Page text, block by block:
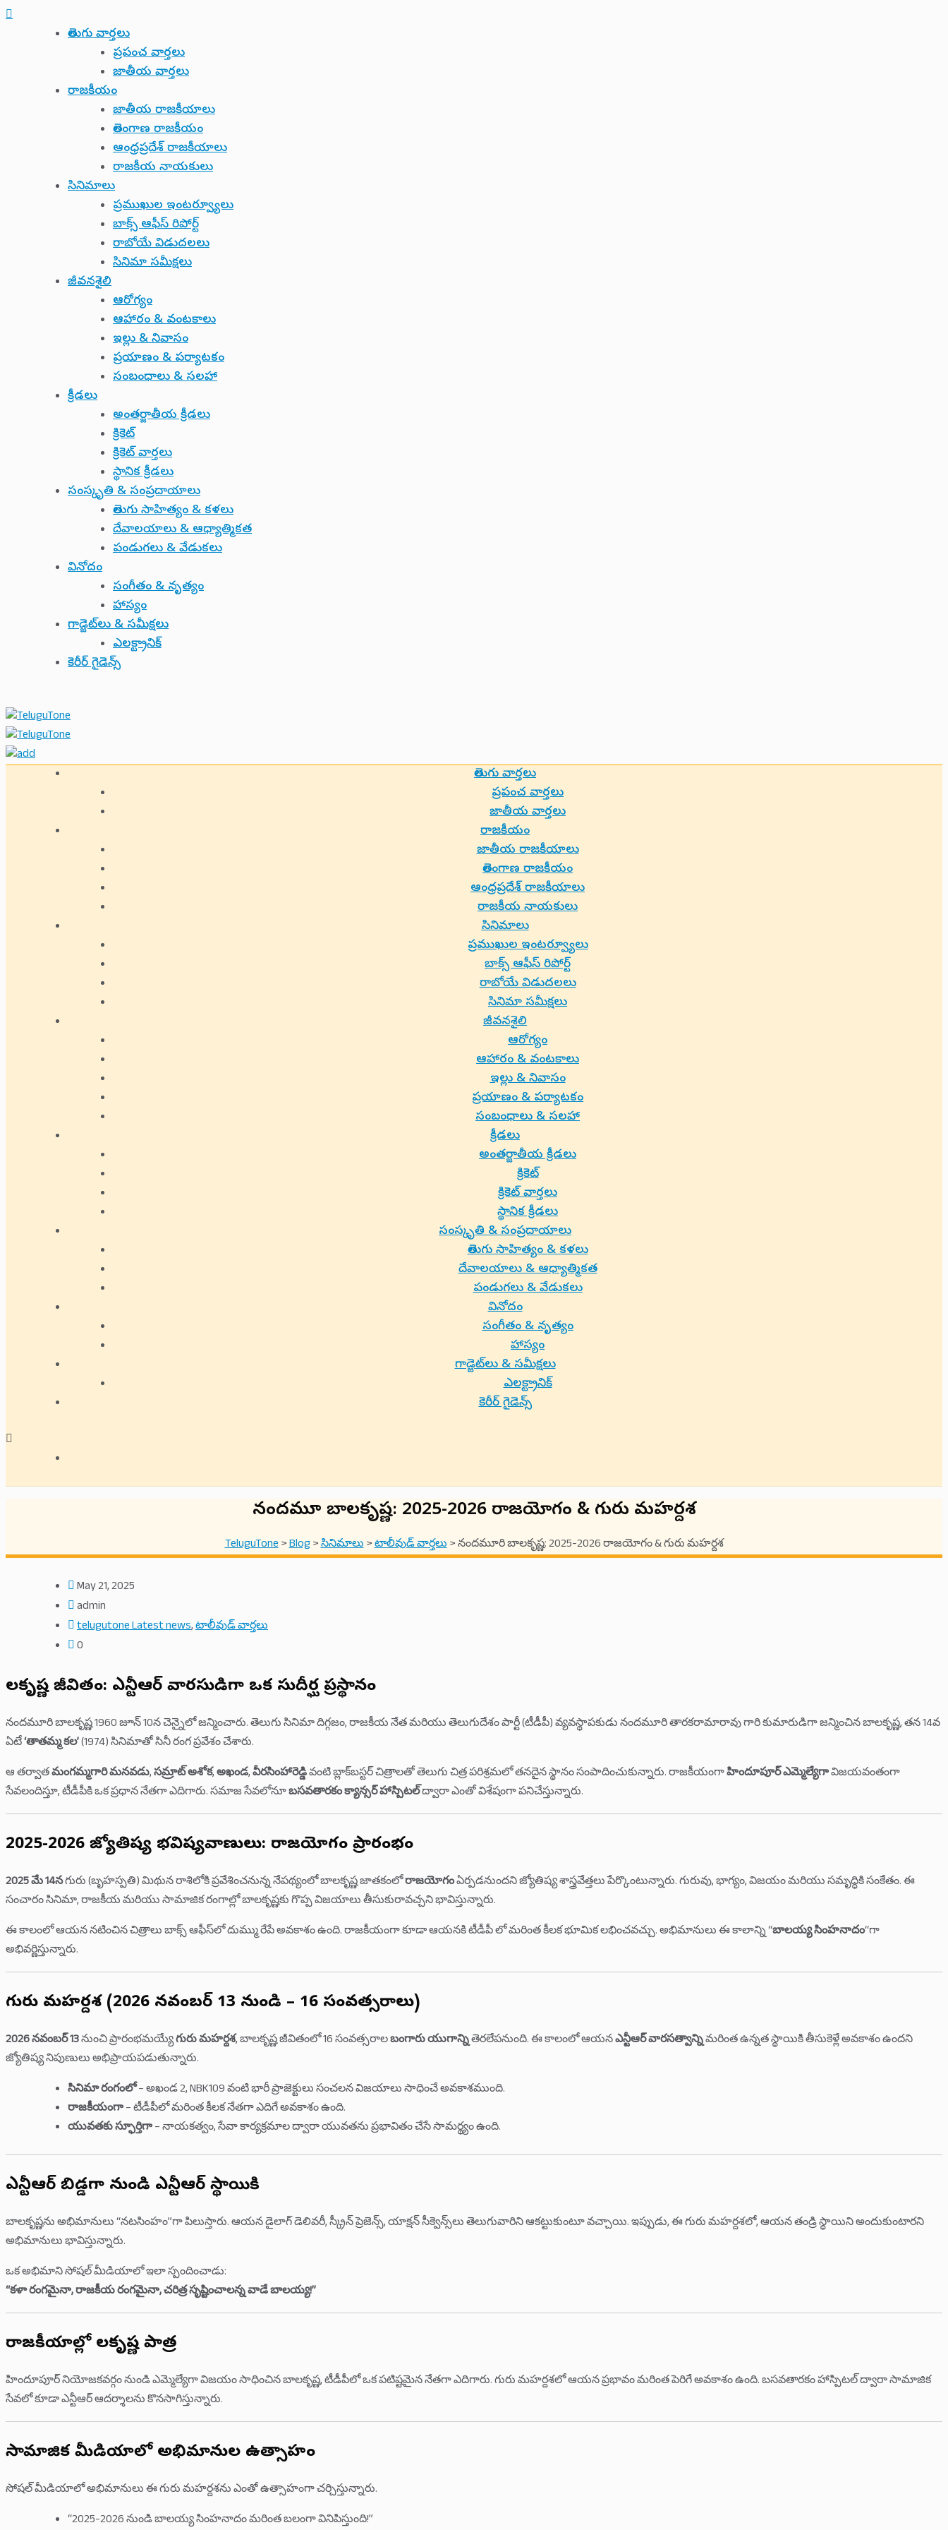
తెలుగు వార్తలు
ప్రపంచ వార్తలు
జాతీయ వార్తలు
రాజకీయం
జాతీయ రాజకీయాలు
తెలంగాణ రాజకీయం
ఆంధ్రప్రదేశ్ రాజకీయాలు
రాజకీయ నాయకులు
సినిమాలు
ప్రముఖుల ఇంటర్వ్యూలు
బాక్స్ ఆఫీస్ రిపోర్ట్
రాబోయే విడుదలలు
సినిమా సమీక్షలు
జీవనశైలి
ఆరోగ్యం
ఆహారం & వంటకాలు
ఇల్లు & నివాసం
ప్రయాణం & పర్యాటకం
సంబంధాలు & సలహా
క్రీడలు
అంతర్జాతీయ క్రీడలు
క్రికెట్
క్రికెట్ వార్తలు
స్థానిక క్రీడలు
సంస్కృతి & సంప్రదాయాలు
తెలుగు సాహిత్యం & కళలు
దేవాలయాలు & ఆధ్యాత్మికత
పండుగలు & వేడుకలు
వినోదం
సంగీతం & నృత్యం
హాస్యం
గాడ్జెట్‌లు & సమీక్షలు
ఎలక్ట్రానిక్
కెరీర్ గైడెన్స్
తెలుగు వార్తలు
ప్రపంచ వార్తలు
జాతీయ వార్తలు
రాజకీయం
జాతీయ రాజకీయాలు
తెలంగాణ రాజకీయం
ఆంధ్రప్రదేశ్ రాజకీయాలు
రాజకీయ నాయకులు
సినిమాలు
ప్రముఖుల ఇంటర్వ్యూలు
బాక్స్ ఆఫీస్ రిపోర్ట్
రాబోయే విడుదలలు
సినిమా సమీక్షలు
జీవనశైలి
ఆరోగ్యం
ఆహారం & వంటకాలు
ఇల్లు & నివాసం
ప్రయాణం & పర్యాటకం
సంబంధాలు & సలహా
క్రీడలు
అంతర్జాతీయ క్రీడలు
క్రికెట్
క్రికెట్ వార్తలు
స్థానిక క్రీడలు
సంస్కృతి & సంప్రదాయాలు
తెలుగు సాహిత్యం & కళలు
దేవాలయాలు & ఆధ్యాత్మికత
పండుగలు & వేడుకలు
వినోదం
సంగీతం & నృత్యం
హాస్యం
గాడ్జెట్‌లు & సమీక్షలు
ఎలక్ట్రానిక్
కెరీర్ గైడెన్స్
నందమూరి బాలకృష్ణ: 2025-2026 రాజయోగం & గురు మహర్దశ
TeluguTone>Blog>సినిమాలు>టాలీవుడ్ వార్తలు>నందమూరి బాలకృష్ణ: 2025-2026 రాజయోగం & గురు మహర్దశ
May 21, 2025
admin
telugutone Latest news,టాలీవుడ్ వార్తలు
0
బాలకృష్ణ జీవితం: ఎన్టీఆర్ వారసుడిగా ఒక సుదీర్ఘ ప్రస్థానం
నందమూరి బాలకృష్ణ 1960 జూన్ 10న చెన్నైలో జన్మించారు. తెలుగు సినిమా దిగ్గజం, రాజకీయ నేత మరియు తెలుగుదేశం పార్టీ (టీడీపీ) వ్యవస్థాపకుడు నందమూరి తారకరామారావు గారి కుమారుడిగా జన్మించిన బాలకృష్ణ, తన 14వ
ఏటే‘తాతమ్మ కల’(1974) సినిమాతో సినీ రంగ ప్రవేశం చేశారు.
ఆ తర్వాతమంగమ్మగారి మనవడు,సమ్రాట్ అశోక,అఖండ,వీరసింహారెడ్డివంటి బ్లాక్‌బస్టర్ చిత్రాలతో తెలుగు చిత్ర పరిశ్రమలో తనదైన స్థానం సంపాదించుకున్నారు. రాజకీయంగాహిందూపూర్ ఎమ్మెల్యేగావిజయవంతంగా
సేవలందిస్తూ, టీడీపీకి ఒక ప్రధాన నేతగా ఎదిగారు. సమాజ సేవలోనూబసవతారకం క్యాన్సర్ హాస్పిటల్ద్వారా ఎంతో విశేషంగా పనిచేస్తున్నారు.
2025-2026 జ్యోతిష్య భవిష్యవాణులు: రాజయోగం ప్రారంభం
2025 మే 14నగురు (బృహస్పతి) మిథున రాశిలోకి ప్రవేశించనున్న నేపథ్యంలో బాలకృష్ణ జాతకంలోరాజయోగంఏర్పడనుందని జ్యోతిష్య శాస్త్రవేత్తలు పేర్కొంటున్నారు. గురువు, భాగ్యం, విజయం మరియు సమృద్ధికి సంకేతం. ఈ
సంచారం సినిమా, రాజకీయ మరియు సామాజిక రంగాల్లో బాలకృష్ణకు గొప్ప విజయాలు తీసుకురావచ్చని భావిస్తున్నారు.
ఈ కాలంలో ఆయ‌న న‌టించిన చిత్రాలు బాక్స్ ఆఫీస్‌లో దుమ్ము రేపే అవకాశం ఉంది. రాజ‌కీయంగా కూడా ఆయ‌న‌కి టీడీపీ లో మరింత కీల‌క భూమిక లభించవచ్చు. అభిమానులు ఈ కాలాన్ని “బాలయ్య సింహనాదం“గా
అభివర్ణిస్తున్నారు.
గురు మహర్దశ (2026 నవంబర్ 13 నుండి – 16 సంవత్సరాలు)
2026 నవంబర్ 13నుంచి ప్రారంభమయ్యేగురు మహర్దశ, బాలకృష్ణ జీవితంలో 16 సంవత్సరాలబంగారు యుగాన్నితెరలేపనుంది. ఈ కాలంలో ఆయనఎన్టీఆర్ వారసత్వాన్నిమరింత ఉన్నత స్థాయికి తీసుకెళ్లే అవకాశం ఉందని
జ్యోతిష్య నిపుణులు అభిప్రాయపడుతున్నారు.
సినిమా రంగంలో– అఖండ 2, NBK109 వంటి భారీ ప్రాజెక్టులు సంచలన విజయాలు సాధించే అవకాశముంది.
రాజకీయంగా– టీడీపీలో మరింత కీలక నేతగా ఎదిగే అవకాశం ఉంది.
యువతకు స్ఫూర్తిగా– నాయకత్వం, సేవా కార్యక్రమాల ద్వారా యువతను ప్రభావితం చేసే సామర్థ్యం ఉంది.
ఎన్టీఆర్ బిడ్డగా నుండి ఎన్టీఆర్ స్థాయికి
బాలకృష్ణను అభిమానులు “నటసింహం”గా పిలుస్తారు. ఆయన డైలాగ్ డెలివరీ, స్క్రీన్ ప్రెజెన్స్, యాక్షన్ సీక్వెన్స్‌లు తెలుగువారిని ఆకట్టుకుంటూ వచ్చాయి. ఇప్పుడు, ఈ గురు మహర్దశలో, ఆయ‌న తండ్రి స్థాయిని అందుకుంటారని
అభిమానులు భావిస్తున్నారు.
ఒక అభిమాని సోషల్ మీడియాలో ఇలా స్పందించాడు:
“కళా రంగమైనా, రాజకీయ రంగమైనా, చరిత్ర సృష్టించాలన్న వాడే బాలయ్య!”
రాజకీయాల్లో బాలకృష్ణ పాత్ర
హిందూపూర్ నియోజకవర్గం నుండి ఎమ్మెల్యేగా విజయం సాధించిన బాలకృష్ణ, టీడీపీలో ఒక పటిష్టమైన నేతగా ఎదిగారు. గురు మహర్దశలో ఆయన ప్రభావం మరింత పెరిగే అవకాశం ఉంది. బసవతారకం హాస్పిటల్ ద్వారా సామాజిక
సేవలో కూడా ఎన్టీఆర్ ఆదర్శాలను కొనసాగిస్తున్నారు.
సామాజిక మీడియాలో అభిమానుల ఉత్సాహం
సోషల్ మీడియాలో అభిమానులు ఈ గురు మహర్దశను ఎంతో ఉత్సాహంగా చర్చిస్తున్నారు.
“2025-2026 నుండి బాలయ్య సింహనాదం మరింత బలంగా వినిపిస్తుంది!”